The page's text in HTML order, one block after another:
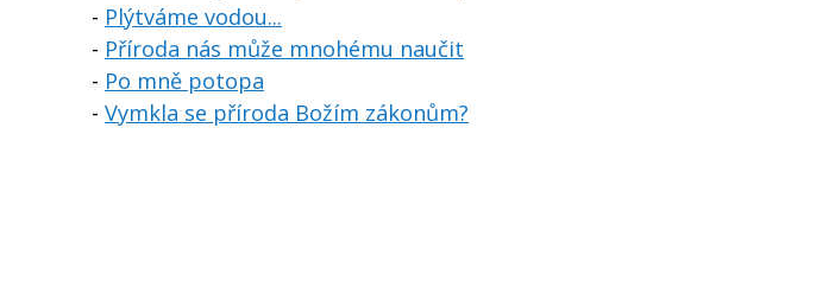
- Plýtváme vodou...
- Příroda nás může mnohému naučit
- Po mně potopa
- Vymkla se příroda Božím zákonům?